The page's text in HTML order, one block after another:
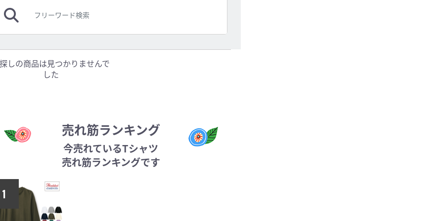
しの商品は見つかりませんで
した
売れ筋ランキング
今売れているTシャツ
売れ筋ランキングです
1